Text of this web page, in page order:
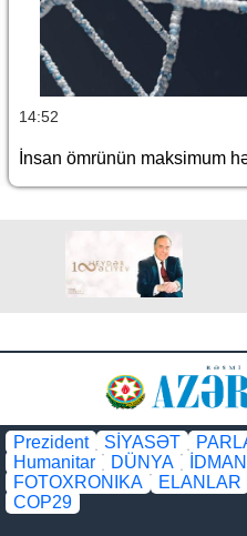
14:52
İnsan ömrünün maksimum
Prezident SİYASƏT
Humanitar
DÜNYA İDMAN
FOTOXRONIKA
ELANLAR
COP29